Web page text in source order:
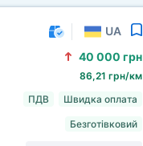
UA
40 000 грн
86,21 грн/км
ПДВ
Швидка оплата
Безготівковий